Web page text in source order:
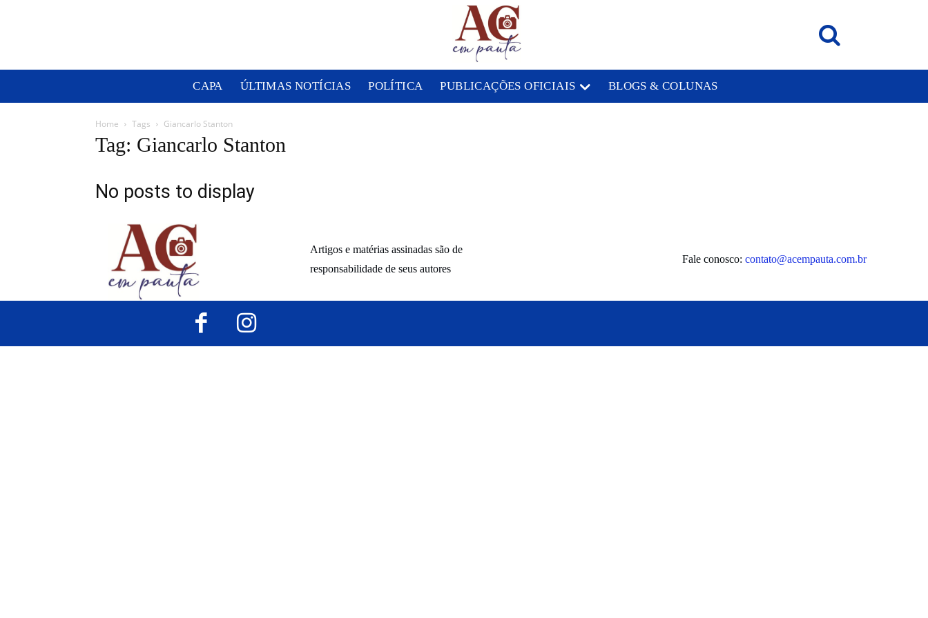
CAPA ÚLTIMAS NOTÍCIAS POLÍTICA PUBLICAÇÕES OFICIAIS BLOGS & COLUNAS
Home Tags Giancarlo Stanton
Tag: Giancarlo Stanton
No posts to display
Artigos e matérias assinadas são de
responsabilidade de seus autores
Fale conosco: contato@acempauta.com.br